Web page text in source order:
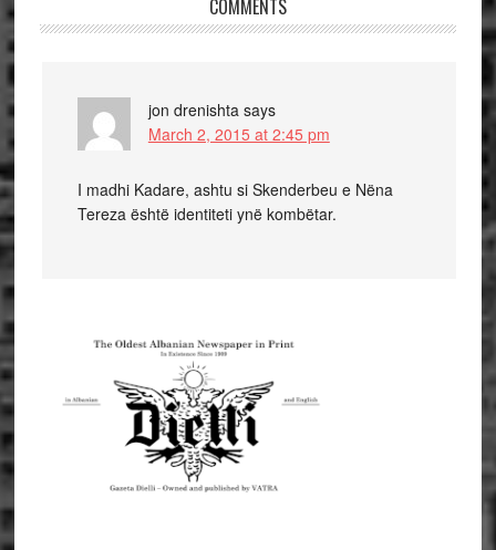
COMMENTS
jon drenishta says
March 2, 2015 at 2:45 pm
I madhi Kadare, ashtu si Skenderbeu e Nëna
Tereza është identiteti ynë kombëtar.